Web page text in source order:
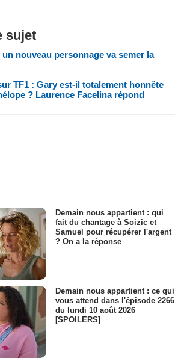
sujet
nouveau personnage va semer la
TF1 : Gary est-il totalement honnête
? Laurence Facelina répond
Demain nous appartient : qui
fait du chantage à Soizic et
Samuel pour récupérer l'argent
? On a la réponse
Demain nous appartient : ce qui
vous attend dans l'épisode 2266
du lundi 10 août 2026
[SPOILERS]